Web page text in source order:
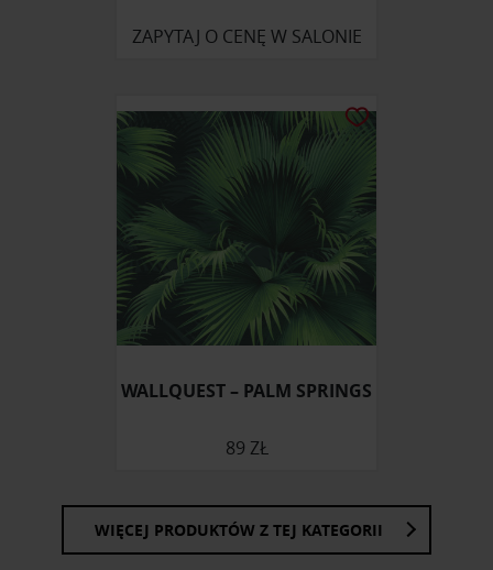
ZAPYTAJ O CENĘ W SALONIE
WALLQUEST – PALM SPRINGS
89 ZŁ
WIĘCEJ PRODUKTÓW Z TEJ KATEGORII